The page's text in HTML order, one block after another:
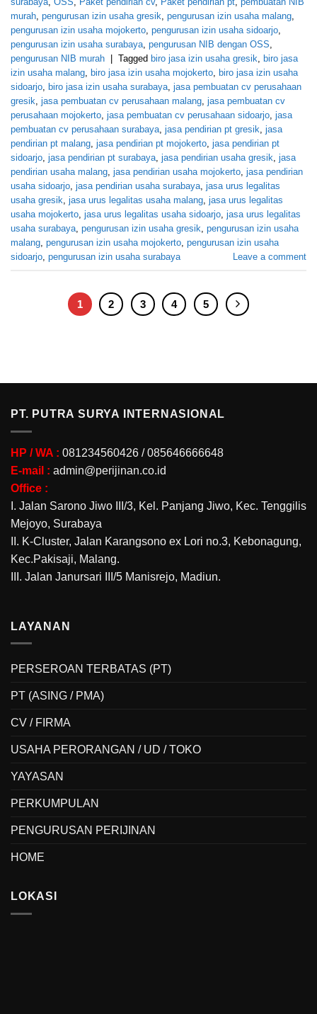
murah pengurusan izin usaha gresik pengurusan izin usaha malang
pengurusan izin usaha mojokerto pengurusan izin usaha sidoarjo
pengurusan izin usaha surabaya pengurusan NIB dengan OSS
pengurusan NIB murah
Tagged biro jasa izin usaha gresik
biro jasa
izin usaha malang
biro jasa izin usaha mojokerto
biro jasa izin usaha
sidoarjo
biro jasa izin usaha surabaya jasa pembuatan cv perusahaan
gresik jasa pembuatan cv perusahaan malang jasa pembuatan cv
perusahaan mojokerto jasa pembuatan cv perusahaan sidoarjo jasa
pembuatan cv perusahaan surabaya jasa pendirian pt gresik jasa
pendirian pt malang jasa pendirian pt mojokerto jasa pendirian pt
sidoarjo jasa pendirian pt surabaya jasa pendirian usaha gresik jasa
pendirian usaha malang jasa pendirian usaha mojokerto jasa pendirian
usaha sidoarjo jasa pendirian usaha surabaya jasa urus legalitas
usaha gresik jasa urus legalitas usaha malang jasa urus legalitas
usaha mojokerto jasa urus legalitas usaha sidoarjo jasa urus legalitas
usaha surabaya pengurusan izin usaha gresik pengurusan izin usaha
malang pengurusan izin usaha mojokerto pengurusan izin usaha
sidoarjo pengurusan izin usaha surabaya Leave a comment
1 2 3 4 5
PT. PUTRA SURYA INTERNASIONAL
HP / WA : 081234560426 / 085646666648
E-mail : admin@perijinan.co.id
Office :
I. Jalan Sarono Jiwo III/3, Kel. Panjang Jiwo, Kec. Tenggilis
Mejoyo, Surabaya
II. K-Cluster, Jalan Karangsono ex Lori no.3, Kebonagung,
Kec.Pakisaji, Malang.
III. Jalan Janursari III/5 Manisrejo, Madiun.
LAYANAN
PERSEROAN TERBATAS (PT)
PT (ASING / PMA)
CV / FIRMA
USAHA PERORANGAN / UD / TOKO
YAYASAN
PERKUMPULAN
PENGURUSAN PERIJINAN
HOME
LOKASI